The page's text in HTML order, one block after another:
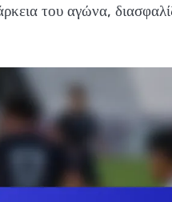
του αγώνα,